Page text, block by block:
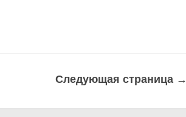
Следующая страница →